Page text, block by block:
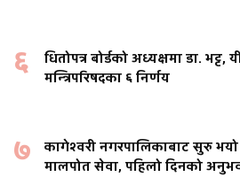
६
धितोपत्र बोर्डको अध्यक्षमा डा. भट्ट,
मन्त्रिपरिषदका ६ निर्णय
७
कागेश्वरी नगरपालिकाबाट सुरु भयो
मालपोत सेवा, पहिलो दिनको